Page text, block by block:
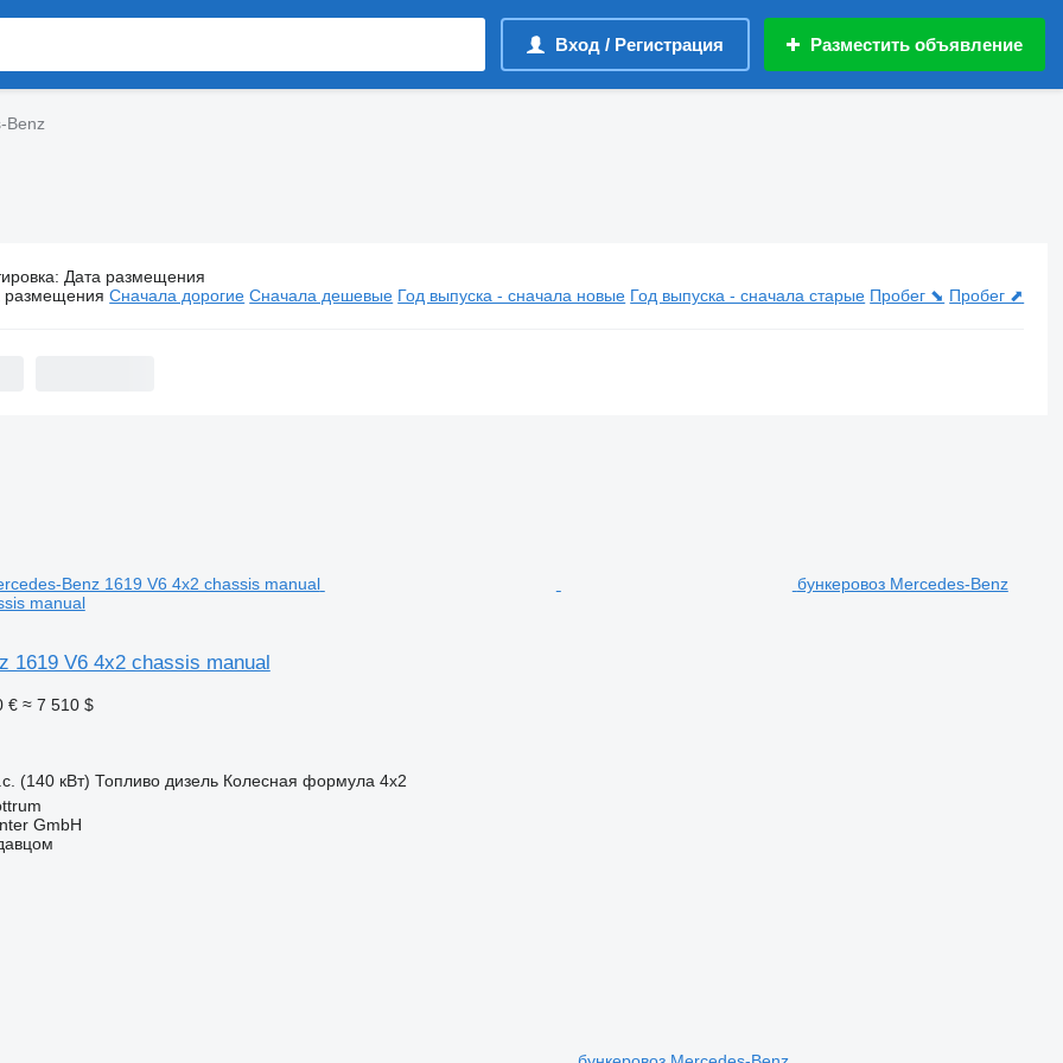
Вход / Регистрация Разместить объявление
Benz
Бункеровозы Mercedes-Benz
: Дата размещения
размещения Сначала дорогие Сначала дешевые Год выпуска - сначала новые Год выпуска - сначала старые Пробег ⬊ Пробег ⬈
бункеровоз Mercedes-Benz
manual
1619 V6 4x2 chassis manual
€ ≈ 7 510 $
(140 кВт) Топливо дизель Колесная формула 4x2
GmbH